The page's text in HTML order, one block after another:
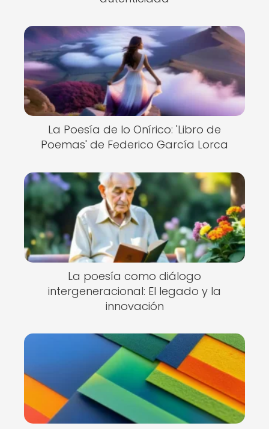
La Poesía de lo Onírico: 'Libro de
Poemas' de Federico García Lorca
La poesía como diálogo
intergeneracional: El legado y la
innovación